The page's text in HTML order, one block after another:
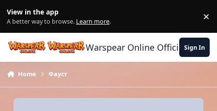
View in the app
A better way to browse. Learn more. ×
Warspear Online Official Forum
Sign In
Home Фауст